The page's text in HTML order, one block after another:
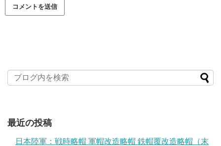
最近の投稿
日本陸軍：戦時略帽 軍帽改造略帽 鉄帽覆改造略帽（末